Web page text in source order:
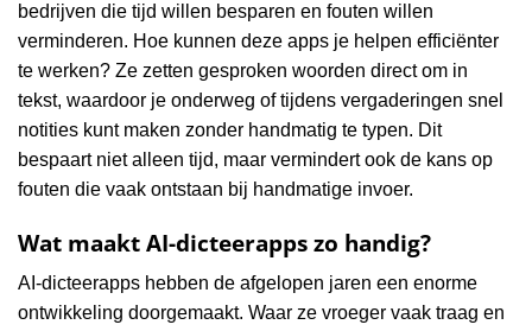
bedrijven die tijd willen besparen en fouten willen
verminderen. Hoe kunnen deze apps je helpen efficiënter
te werken? Ze zetten gesproken woorden direct om in
tekst, waardoor je onderweg of tijdens vergaderingen snel
notities kunt maken zonder handmatig te typen. Dit
bespaart niet alleen tijd, maar vermindert ook de kans op
fouten die vaak ontstaan bij handmatige invoer.
Wat maakt AI-dicteerapps zo handig?
AI-dicteerapps hebben de afgelopen jaren een enorme
ontwikkeling doorgemaakt. Waar ze vroeger vaak traag en